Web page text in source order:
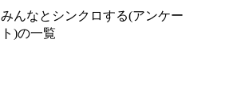
みんなとシンクロする(アンケー
ト)の一覧